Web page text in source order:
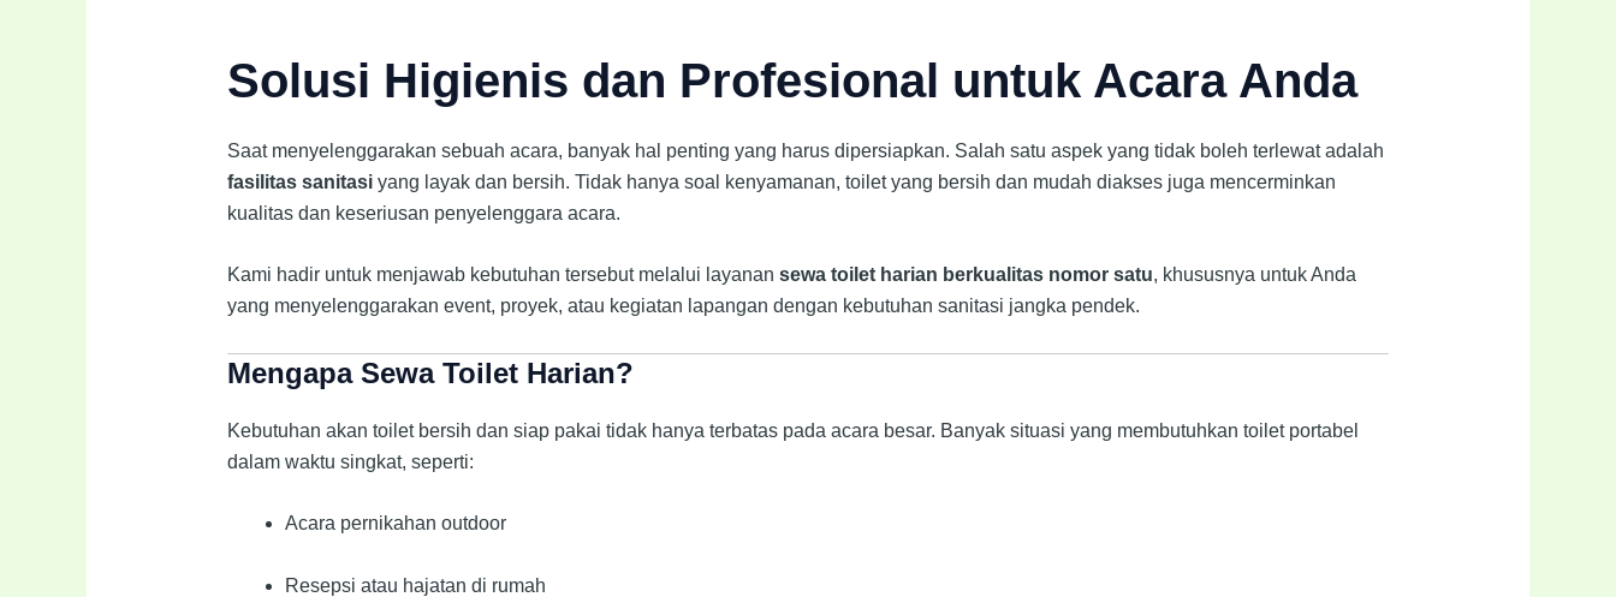
Solusi Higienis dan Profesional untuk Acara Anda
Saat menyelenggarakan sebuah acara, banyak hal penting yang harus dipersiapkan. Salah satu aspek yang tidak boleh terlewat adalah
fasilitas sanitasiyang layak dan bersih. Tidak hanya soal kenyamanan, toilet yang bersih dan mudah diakses juga mencerminkan
kualitas dan keseriusan penyelenggara acara.
Kami hadir untuk menjawab kebutuhan tersebut melalui layanan sewa toilet harian berkualitas nomor satu, khususnya untuk Anda
yang menyelenggarakan event, proyek, atau kegiatan lapangan dengan kebutuhan sanitasi jangka pendek.
Mengapa Sewa Toilet Harian?
Kebutuhan akan toilet bersih dan siap pakai tidak hanya terbatas pada acara besar. Banyak situasi yang membutuhkan toilet portabel
dalam waktu singkat, seperti:
Acara pernikahan outdoor
Resepsi atau hajatan di rumah